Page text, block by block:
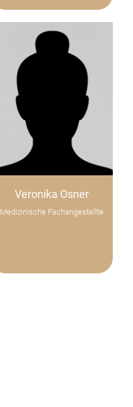
Veronika Osner
Medizinische Fachangestellte